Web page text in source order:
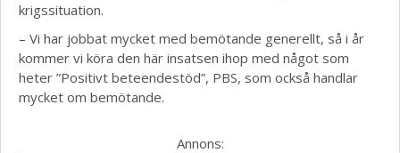
krigssituation.
– Vi har jobbat mycket med bemötande generellt, så i år
kommer vi köra den här insatsen ihop med något som
heter ”Positivt beteendestöd”, PBS, som också handlar
mycket om bemötande.
Annons: